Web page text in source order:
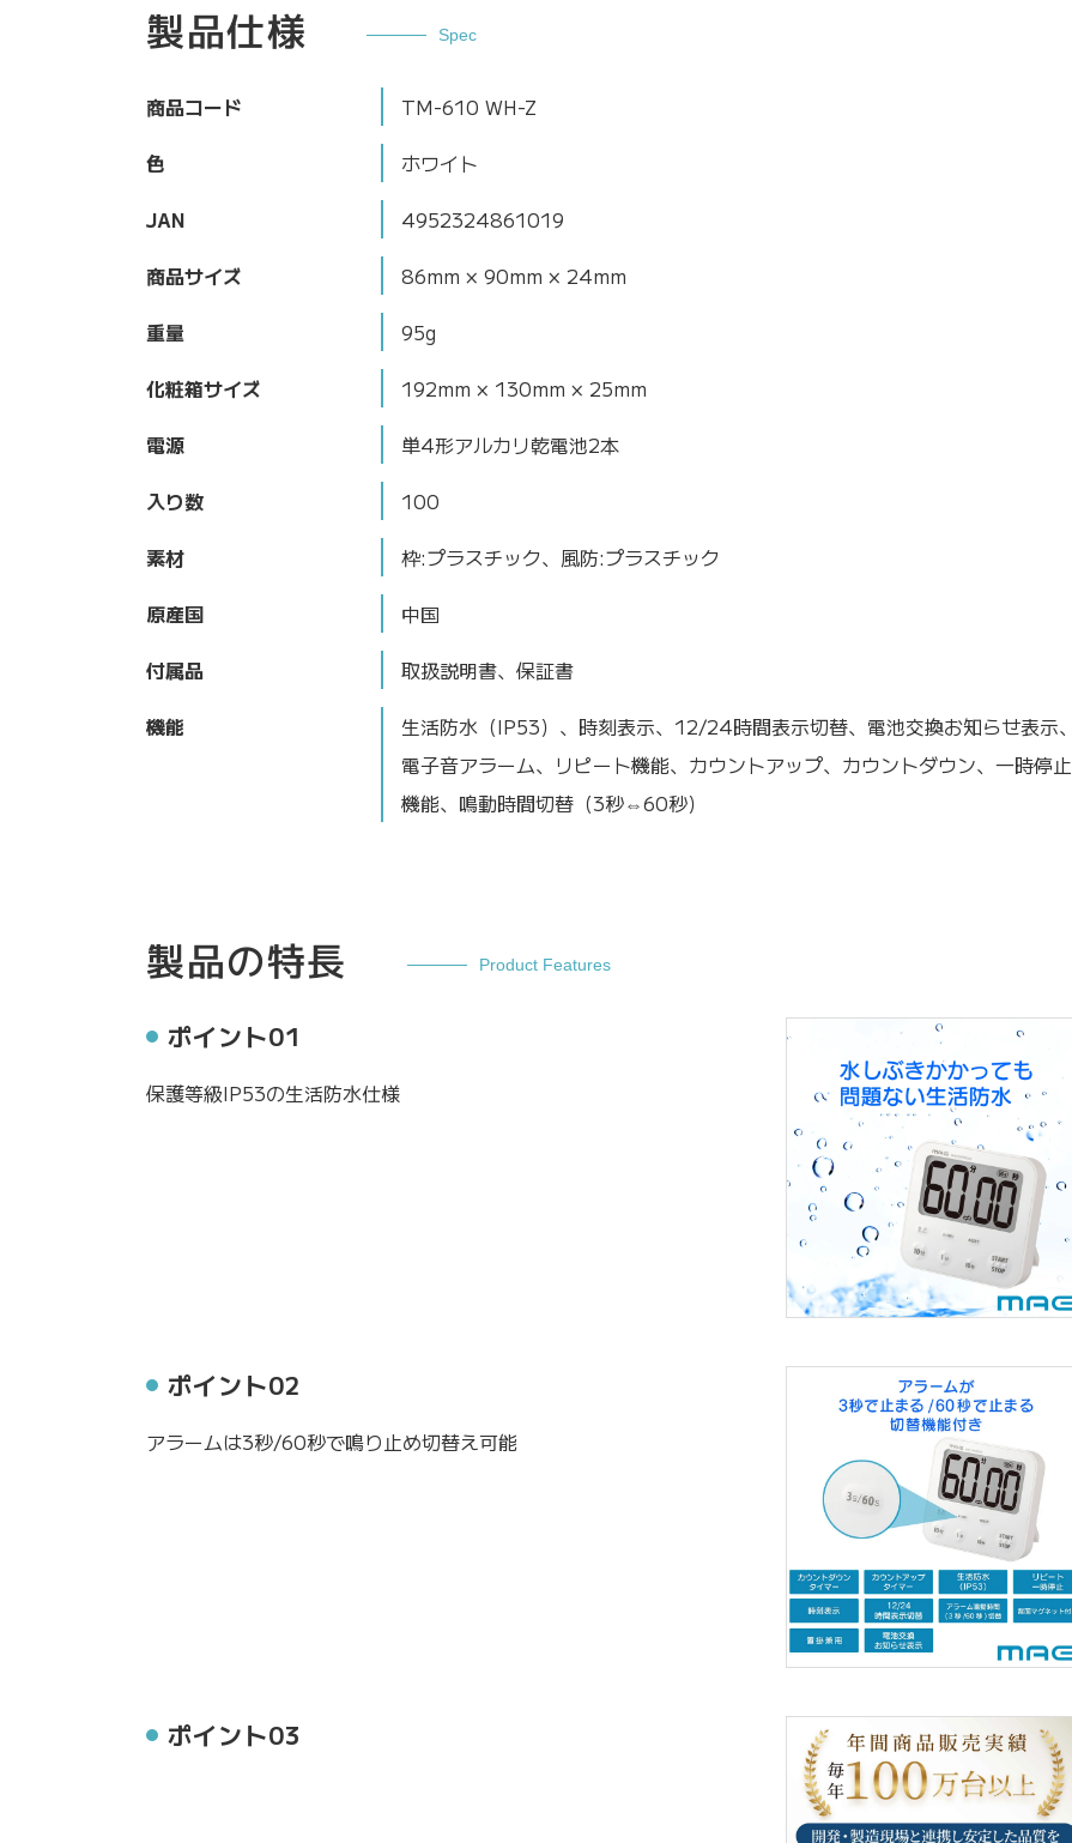
製品仕様 Spec
商品コード
TM-610 WH-Z
色
ホワイト
JAN
4952324861019
商品サイズ
86mm × 90mm × 24mm
重量
95g
化粧箱サイズ
192mm × 130mm × 25mm
電源
単4形アルカリ乾電池2本
入り数
100
素材
枠:プラスチック、風防:プラスチック
原産国
中国
付属品
取扱説明書、保証書
機能
生活防水（IP53）、時刻表示、12/24時間表示切替、電池交換お知らせ表示、
電子音アラーム、リピート機能、カウントアップ、カウントダウン、一時停止
機能、鳴動時間切替（3秒⇔60秒）
製品の特長 Product Features
ポイント01
保護等級IP53の生活防水仕様
ポイント02
アラームは3秒/60秒で鳴り止め切替え可能
ポイント03